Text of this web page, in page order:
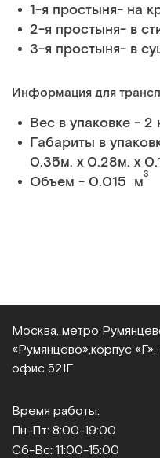
1-я простыня- на
2-я простыня- в
3-я простыня- в
Информация для
Вес в упаковке - 2
Габариты в
0.35м. x 0.28м. x
Объем - 0.015 м3
Москва, метро
«Румянцево», корпус
офис 521Г
Время работы:
Пн-Пт: 8:00-19:00
Сб-Вс: 11:00-15:00